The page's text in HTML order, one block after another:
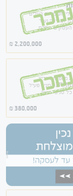
ש"ח לשנה, בלי משכורות בעלים
למכירה ועוד
העסקים שלהם
הספציפי הזה.
2,200,000
₪
לייזר סיטי סניף נתניה - LASER TAG מחפשים זכיין
לסניף קיים שיושב במתחם משולב עם IJUMP הסניף פעיל
סניפי שאר
380,000
₪